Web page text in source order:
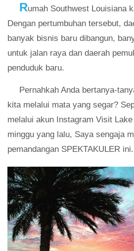
Rumah Southwest Louisiana
Dengan pertumbuhan tersebut,
banyak bisnis baru dibangun,
untuk jalan raya dan daerah
penduduk baru.
Pernahkah Anda bertanya-
kita melalui mata yang segar?
melalui akun Instagram Visit
minggu yang lalu, Saya sengaja
pemandangan SPEKTAKULER ini.